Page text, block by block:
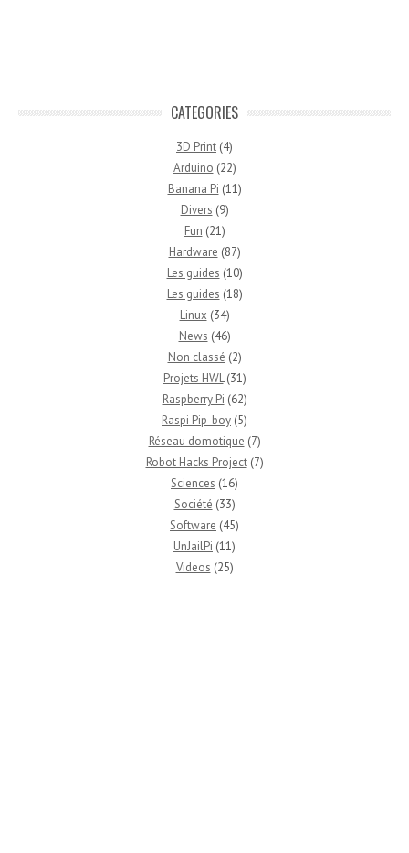
CATEGORIES
3D Print (4)
Arduino (22)
Banana Pi (11)
Divers (9)
Fun (21)
Hardware (87)
Les guides (10)
Les guides (18)
Linux (34)
News (46)
Non classé (2)
Projets HWL(31)
Raspberry Pi (62)
Raspi Pip-boy (5)
Réseau domotique (7)
Robot Hacks Project(7)
Sciences (16)
Société (33)
Software (45)
UnJailPi (11)
Videos (25)